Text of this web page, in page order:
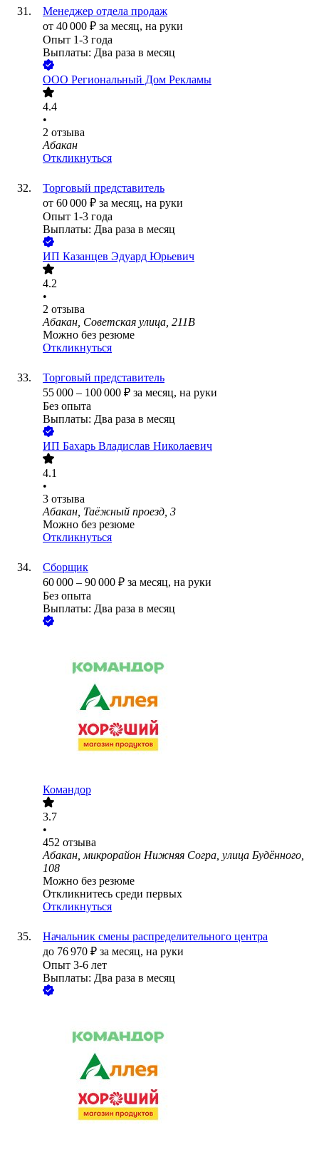
Менеджер отдела продаж
от 40 000 ₽ за месяц, на руки
Опыт 1-3 года
Выплаты: Два раза в месяц
ООО Региональный Дом Рекламы
4.4
•
2 отзыва
Абакан
Откликнуться
Торговый представитель
от 60 000 ₽ за месяц, на руки
Опыт 1-3 года
Выплаты: Два раза в месяц
ИП Казанцев Эдуард Юрьевич
4.2
•
2 отзыва
Абакан, Советская улица, 211В
Можно без резюме
Откликнуться
Торговый представитель
55 000 – 100 000 ₽ за месяц, на руки
Без опыта
Выплаты: Два раза в месяц
ИП Бахарь Владислав Николаевич
4.1
•
3 отзыва
Абакан, Таёжный проезд, 3
Можно без резюме
Откликнуться
Сборщик
60 000 – 90 000 ₽ за месяц, на руки
Без опыта
Выплаты: Два раза в месяц
Командор
3.7
•
452 отзыва
Абакан, микрорайон Нижняя Согра, улица Будённого,
108
Можно без резюме
Откликнитесь среди первых
Откликнуться
Начальник смены распределительного центра
до 76 970 ₽ за месяц, на руки
Опыт 3-6 лет
Выплаты: Два раза в месяц